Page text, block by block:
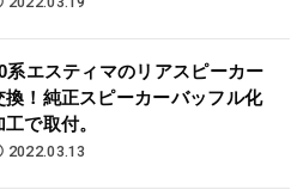
系エスティマのリアスピーカー
換！純正スピーカーバッフル化
工で取付。
2022.03.13